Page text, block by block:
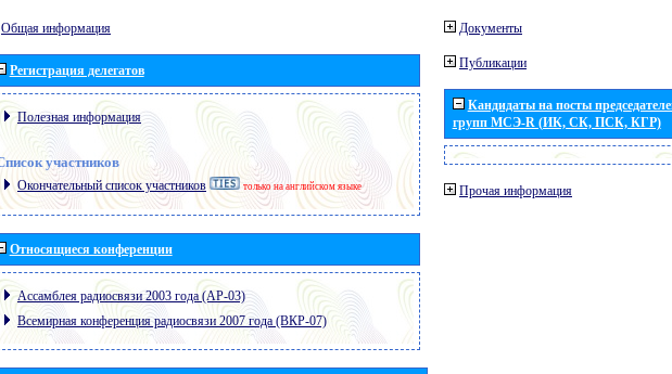
Общая информация
Регистрация делегатов
Полезная информация
участников
Окончательный список участников только на английском языке
Относящиеся конференции
Ассамблея радиосвязи 2003 года (АР-03)
Всемирная конференция радиосвязи 2007 года (ВКР-07)
Документы
Публикации
Кандидаты на посты
групп МСЭ-R (ИК, СК, ПСК, КГР)
Прочая информация